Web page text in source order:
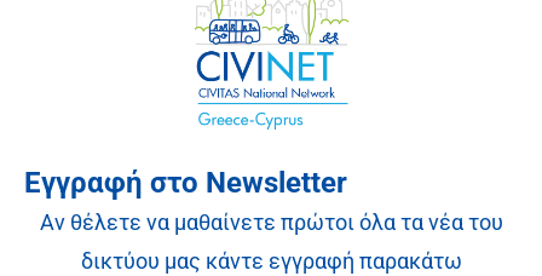
Εγγραφή στο Newsletter
Αν θέλετε να μαθαίνετε πρώτοι όλα τα νέα του
δικτύου μας κάντε εγγραφή παρακάτω